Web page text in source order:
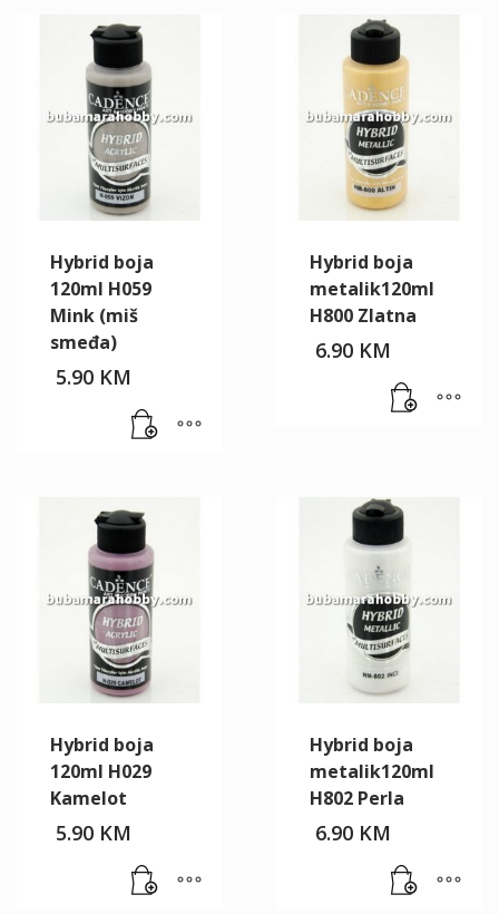
Hybrid boja
120ml H059
Mink (miš
smeđa)
5.90 KM
Hybrid boja
metalik120ml
H800 Zlatna
6.90 KM
Hybrid boja
120ml H029
Kamelot
5.90 KM
Hybrid boja
metalik120ml
H802 Perla
6.90 KM